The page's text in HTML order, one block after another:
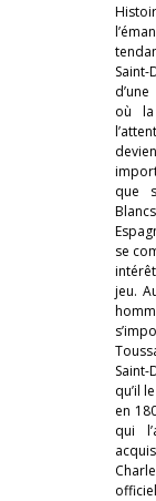
où
que
se
jeu.
qu’il
en
qui